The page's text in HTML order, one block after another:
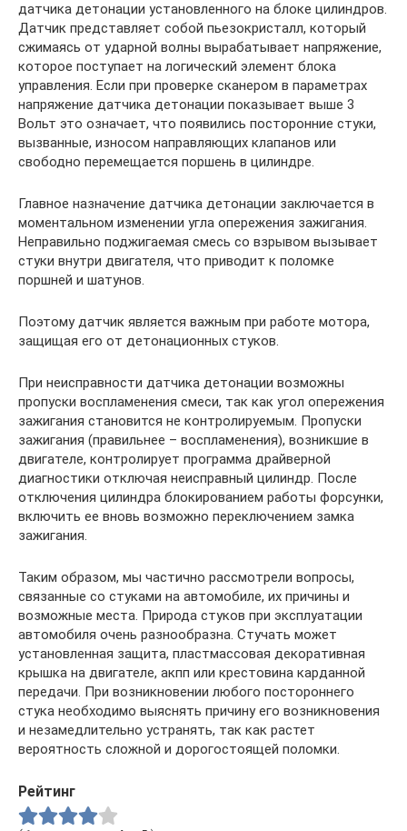
датчика детонации установленного на блоке цилиндров.
Датчик представляет собой пьезокристалл, который
сжимаясь от ударной волны вырабатывает напряжение,
которое поступает на логический элемент блока
управления. Если при проверке сканером в параметрах
напряжение датчика детонации показывает выше 3
Вольт это означает, что появились посторонние стуки,
вызванные, износом направляющих клапанов или
свободно перемещается поршень в цилиндре.
Главное назначение датчика детонации заключается в
моментальном изменении угла опережения зажигания.
Неправильно поджигаемая смесь со взрывом вызывает
стуки внутри двигателя, что приводит к поломке
поршней и шатунов.
Поэтому датчик является важным при работе мотора,
защищая его от детонационных стуков.
При неисправности датчика детонации возможны
пропуски воспламенения смеси, так как угол опережения
зажигания становится не контролируемым. Пропуски
зажигания (правильнее – воспламенения), возникшие в
двигателе, контролирует программа драйверной
диагностики отключая неисправный цилиндр. После
отключения цилиндра блокированием работы форсунки,
включить ее вновь возможно переключением замка
зажигания.
Таким образом, мы частично рассмотрели вопросы,
связанные со стуками на автомобиле, их причины и
возможные места. Природа стуков при эксплуатации
автомобиля очень разнообразна. Стучать может
установленная защита, пластмассовая декоративная
крышка на двигателе, акпп или крестовина карданной
передачи. При возникновении любого постороннего
стука необходимо выяснять причину его возникновения
и незамедлительно устранять, так как растет
вероятность сложной и дорогостоящей поломки.
Рейтинг